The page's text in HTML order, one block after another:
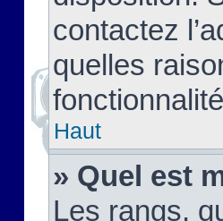
contactez
quelles
Haut
» Quel est
Les rangs,